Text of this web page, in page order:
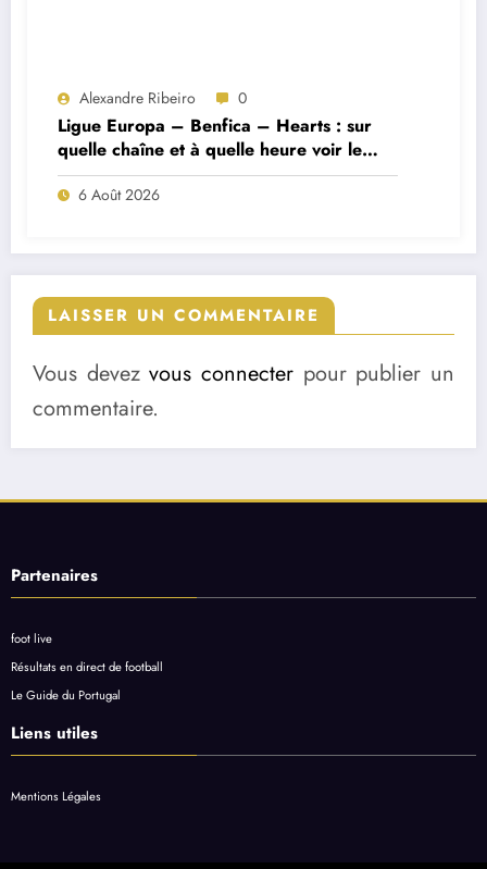
Alexandre Ribeiro 0
Ligue Europa – Benfica – Hearts : sur
quelle chaîne et à quelle heure voir le
match ?
6 Août 2026
LAISSER UN COMMENTAIRE
Vous devezvous connecter pour publier un
commentaire.
Partenaires
foot live
Résultats en direct de football
Le Guide du Portugal
Liens utiles
Mentions Légales